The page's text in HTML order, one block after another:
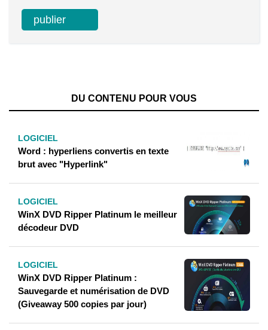
DU CONTENU POUR VOUS
LOGICIEL
Word : hyperliens convertis en texte
brut avec "Hyperlink"
LOGICIEL
WinX DVD Ripper Platinum le meilleur
décodeur DVD
LOGICIEL
WinX DVD Ripper Platinum :
Sauvegarde et numérisation de DVD
(Giveaway 500 copies par jour)